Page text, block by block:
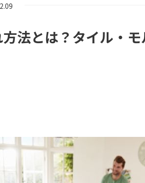
法とは？タイル・